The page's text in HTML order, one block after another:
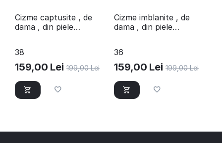
​Cizme captusite , de
dama , din piele
38
159,00 Lei 199,00 Lei
​Cizme imblanite , de
dama , din piele
36
159,00 Lei 199,00 Lei